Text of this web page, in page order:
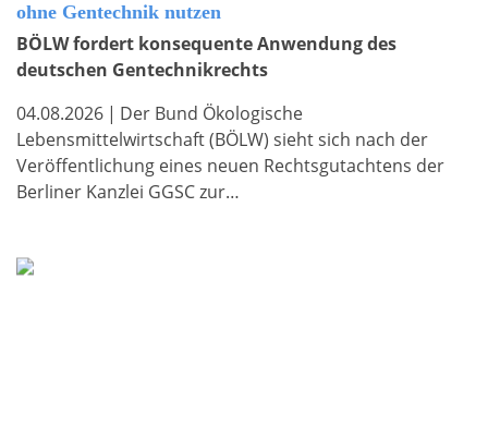
ohne Gentechnik nutzen
BÖLW fordert konsequente Anwendung des
deutschen Gentechnikrechts
04.08.2026 | Der Bund Ökologische
Lebensmittelwirtschaft (BÖLW) sieht sich nach der
Veröffentlichung eines neuen Rechtsgutachtens der
Berliner Kanzlei GGSC zur…